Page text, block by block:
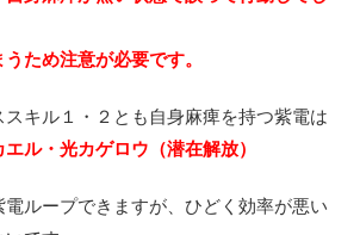
ため注意が必要です。
キル１・２とも自身麻痺を持つ紫電は
ル・光カゲロウ（潜在解放）
ループできますが、ひどく効率が悪い